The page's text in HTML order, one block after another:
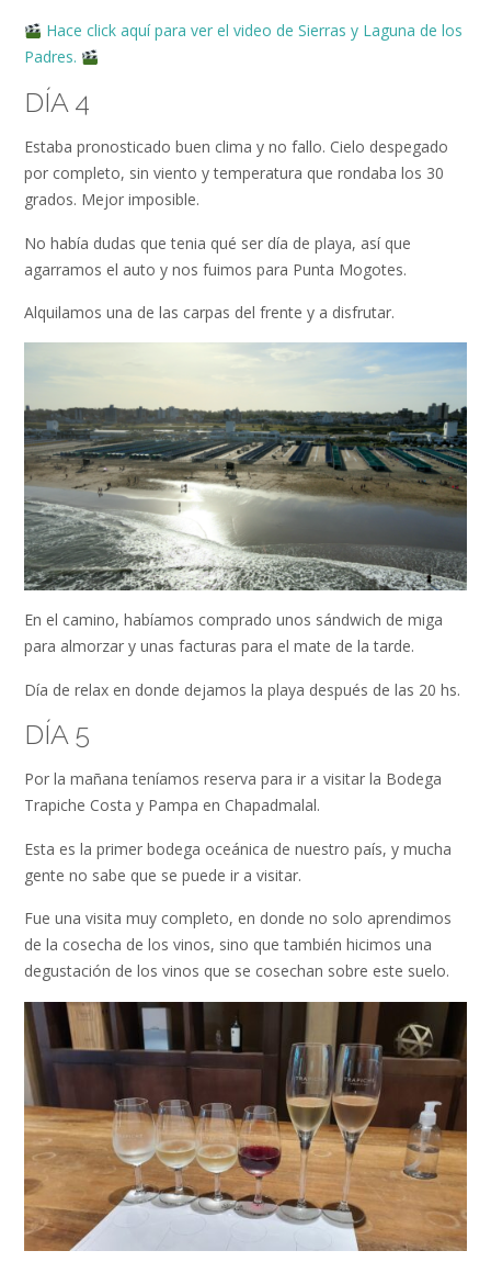
Hace click aquí para ver el video de Sierras y Laguna de los
Padres.
DÍA 4
Estaba pronosticado buen clima y no fallo. Cielo despegado
por completo, sin viento y temperatura que rondaba los 30
grados. Mejor imposible.
No había dudas que tenia qué ser día de playa, así que
agarramos el auto y nos fuimos para Punta Mogotes.
Alquilamos una de las carpas del frente y a disfrutar.
En el camino, habíamos comprado unos sándwich de miga
para almorzar y unas facturas para el mate de la tarde.
Día de relax en donde dejamos la playa después de las 20 hs.
DÍA 5
Por la mañana teníamos reserva para ir a visitar la Bodega
Trapiche Costa y Pampa en Chapadmalal.
Esta es la primer bodega oceánica de nuestro país, y mucha
gente no sabe que se puede ir a visitar.
Fue una visita muy completo, en donde no solo aprendimos
de la cosecha de los vinos, sino que también hicimos una
degustación de los vinos que se cosechan sobre este suelo.